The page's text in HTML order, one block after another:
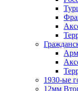
1930-ые
12мм